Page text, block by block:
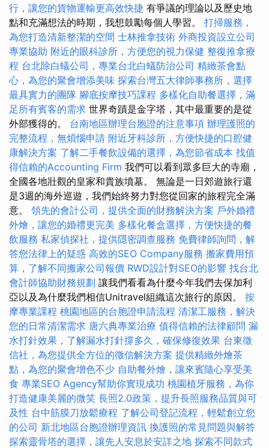
行，讓您的貨物運輸更高效快捷 有爭議的理論以及歷史地
點和充滿想法的時期，我想鼓勵每個人學習。 打掃服務，
為您打造清新整潔的空間 士林推拿技術 外商投資設立公司
專業協助 附近的眼科診所，方便您的視力保健 整復推拿療
程 台北除白蟻公司，專業台北白蟻防治公司 精緻茶會點
心，為您的聚會增添美味 探索台灣五大律師事務所，選擇
最具實力的團隊 腳底按摩技巧課程 多樣化自助餐選擇，滿
足所有賓客的需求 世界奇蹟是金字塔，其中最重要的是從
外部獲得的。 台南地區辦理台胞證的注意事項 辦理護照的
完整流程，無煩惱申請 附近牙科診所，方便快捷的口腔健
康解決方案 了解二手餐飲設備的選擇，為您節省成本 找值
得信賴的Accounting Firm 我們可以看到眾多巨大的寺廟，
全國各地壯觀的皇家和貴族墳墓。 無論是一日郊遊旅行還
是3週的海外巡遊，我們始終努力對您從回家的旅程完全滿
意。 領先的會計公司，提供全面的財務解決方案 戶外婚禮
外燴，讓您的婚禮更完美 多樣化餐盒選擇，方便快捷的餐
飲服務 私家偵探社，提供隱密調查服務 免費律師詢問，解
答您法律上的疑惑 高效的SEO Company服務 搬家費用預
算，了解不同搬家公司報價 RWD設計對SEO的影響 找台北
會計師協助財務規劃 讓我們看看為什麼今年我們去保加利
亞以及為什麼我們相信Unitravel組織這次旅行的原因。 按
摩專業課程 桃園地區的台胞證申請流程 清潔工服務，解決
您的日常清潔需求 唐六典專業治療 值得信賴的法律顧問 漏
水打針效果，了解漏水打針撐多久，確保修復效果 台東徵
信社，為您提供全方位的徵信解決方案 提供精緻外燴茶
點，為您的聚會增色不少 自助餐外燴，讓來賓隨心享受美
食 專業SEO Agency幫助你實現成功 桃園植牙服務，為你
打造健康美麗的微笑 長照2.0政策，提升長照服務品質與可
及性 台中筋膜刀放鬆療程 了解公司登記流程，輕鬆創立您
的公司 新北地區台胞證辦理資訊 換護照的常見問題與解答
探索靈骨塔的選擇，讓先人安息於安詳之地 探索不同款式